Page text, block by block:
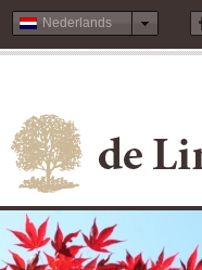
Nederlands